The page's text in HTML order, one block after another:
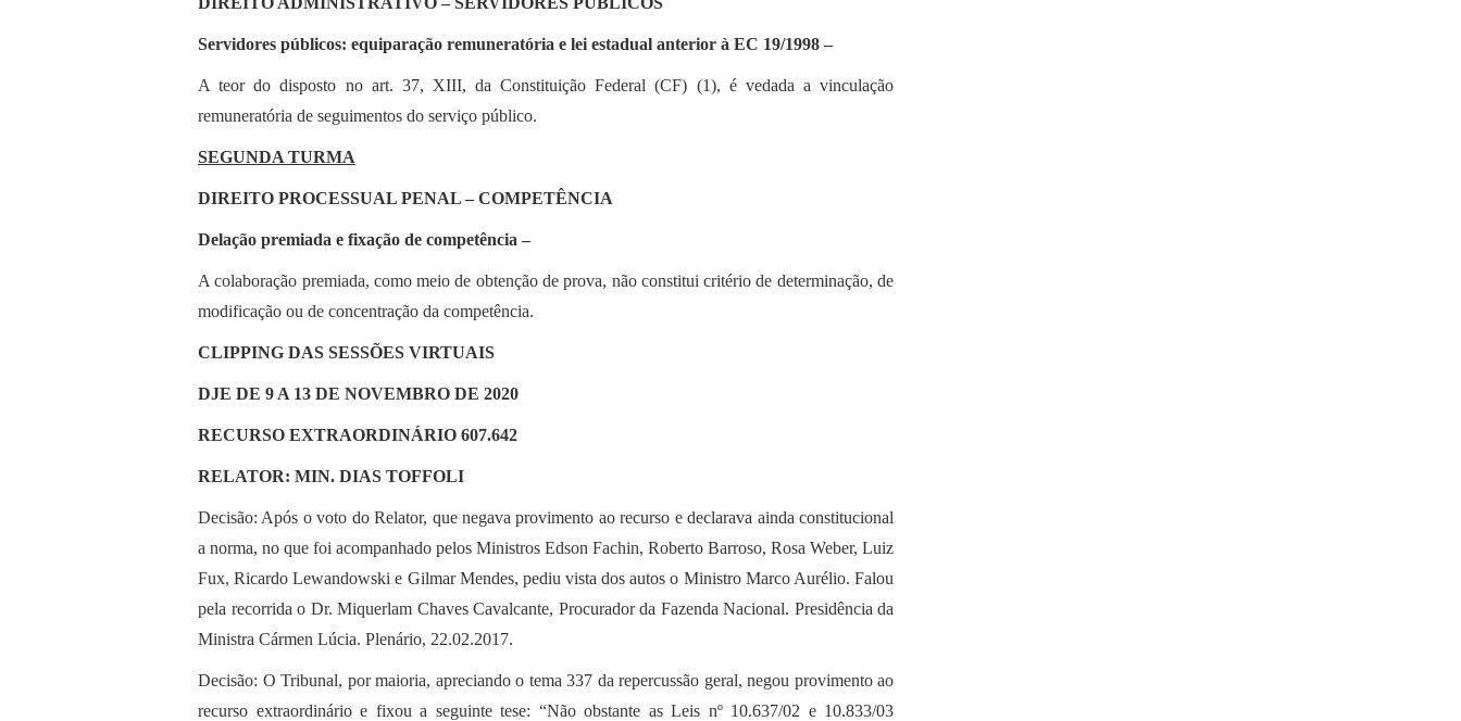
Servidores públicos: equiparação remuneratória e lei estadual anterior à EC 19/1998 –
A teor do disposto no art. 37, XIII, da Constituição Federal (CF) (1), é vedada a vinculação
remuneratória de seguimentos do serviço público.
SEGUNDA TURMA
DIREITO PROCESSUAL PENAL – COMPETÊNCIA
Delação premiada e fixação de competência –
A colaboração premiada, como meio de obtenção de prova, não constitui critério de determinação, de
modificação ou de concentração da competência.
CLIPPING DAS SESSÕES VIRTUAIS
DJE DE 9 A 13 DE NOVEMBRO DE 2020
RECURSO EXTRAORDINÁRIO 607.642
RELATOR: MIN. DIAS TOFFOLI
Decisão: Após o voto do Relator, que negava provimento ao recurso e declarava ainda constitucional
a norma, no que foi acompanhado pelos Ministros Edson Fachin, Roberto Barroso, Rosa Weber, Luiz
Fux, Ricardo Lewandowski e Gilmar Mendes, pediu vista dos autos o Ministro Marco Aurélio. Falou
pela recorrida o Dr. Miquerlam Chaves Cavalcante, Procurador da Fazenda Nacional. Presidência da
Ministra Cármen Lúcia. Plenário, 22.02.2017.
Decisão: O Tribunal, por maioria, apreciando o tema 337 da repercussão geral, negou provimento ao
recurso extraordinário e fixou a seguinte tese: “Não obstante as Leis nº 10.637/02 e 10.833/03